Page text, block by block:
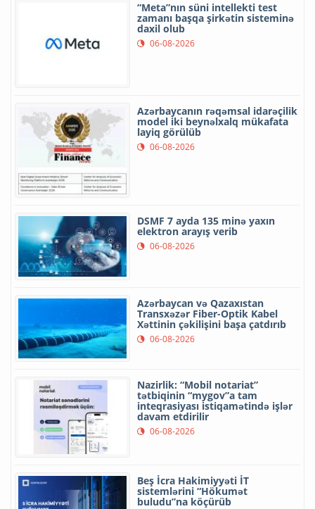
“Meta”nın süni intellekti test
zamanı başqa şirkətin sisteminə
daxil olub
06-08-2026
Azərbaycanın rəqəmsal idarəçilik
model iki beynəlxalq mükafata
layiq görülüb
06-08-2026
DSMF 7 ayda 135 minə yaxın
elektron arayış verib
06-08-2026
Azərbaycan və Qazaxıstan
Transxəzər Fiber-Optik Kabel
Xəttinin çəkilişini başa çatdırıb
06-08-2026
Nazirlik: “Mobil notariat”
tətbiqinin “mygov”a tam
inteqrasiyası istiqamətində işlər
davam etdirilir
06-08-2026
Beş İcra Hakimiyyəti İT
sistemlərini “Hökumət
buludu”na köçürüb